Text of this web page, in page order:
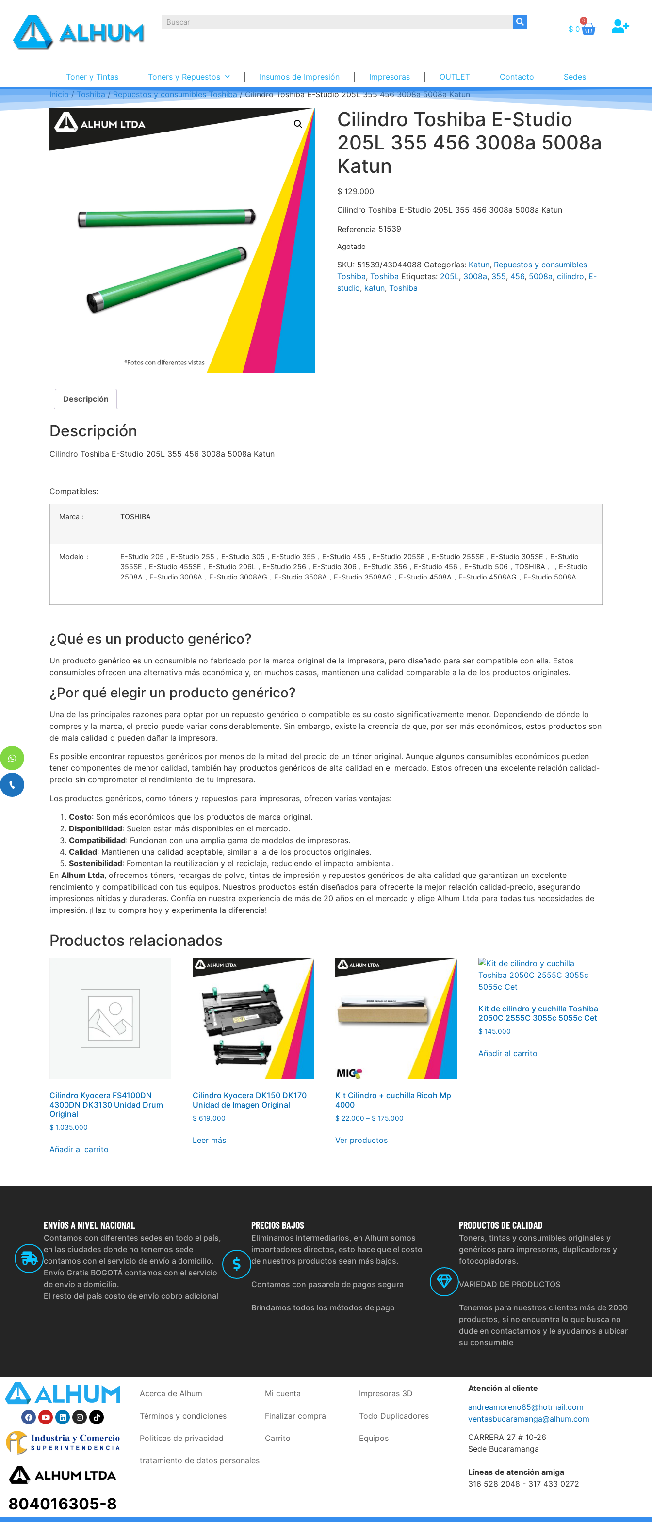
$ 0
0
Toner y Tintas Toners y Repuestos Insumos de Impresión Impresoras OUTLET Contacto
Sedes
Inicio/Toshiba/Repuestos y consumibles Toshiba/ Cilindro Toshiba E-Studio 205L 355 456 3008a 5008a Katun
Cilindro Toshiba E-Studio
205L 355 456 3008a 5008a
Katun
$129.000
Cilindro Toshiba E-Studio 205L 355 456 3008a 5008a Katun
Referencia 51539
Agotado
SKU: 51539/43044088 Categorías: Katun, Repuestos y consumibles
Toshiba, Toshiba Etiquetas: 205L, 3008a, 355, 456, 5008a, cilindro, E-
studio, katun, Toshiba
Descripción
Descripción
Cilindro Toshiba E-Studio 205L 355 456 3008a 5008a Katun
Compatibles:
Marca： TOSHIBA
Modelo：
E-Studio 205，E-Studio 255，E-Studio 305，E-Studio 355，E-Studio 455，E-Studio 205SE，E-Studio 255SE，E-Studio 305SE，E-Studio
355SE，E-Studio 455SE，E-Studio 206L，E-Studio 256，E-Studio 306，E-Studio 356，E-Studio 456，E-Studio 506，TOSHIBA，，E-Studio
2508A，E-Studio 3008A，E-Studio 3008AG，E-Studio 3508A，E-Studio 3508AG，E-Studio 4508A，E-Studio 4508AG，E-Studio 5008A
¿Qué es un producto genérico?
Un producto genérico es un consumible no fabricado por la marca original de la impresora, pero diseñado para ser compatible con ella. Estos
consumibles ofrecen una alternativa más económica y, en muchos casos, mantienen una calidad comparable a la de los productos originales.
¿Por qué elegir un producto genérico?
Una de las principales razones para optar por un repuesto genérico o compatible es su costo significativamente menor. Dependiendo de dónde lo
compres y la marca, el precio puede variar considerablemente. Sin embargo, existe la creencia de que, por ser más económicos, estos productos son
de mala calidad o pueden dañar la impresora.
Es posible encontrar repuestos genéricos por menos de la mitad del precio de un tóner original. Aunque algunos consumibles económicos pueden
tener componentes de menor calidad, también hay productos genéricos de alta calidad en el mercado. Estos ofrecen una excelente relación calidad-
precio sin comprometer el rendimiento de tu impresora.
Los productos genéricos, como tóners y repuestos para impresoras, ofrecen varias ventajas:
Costo: Son más económicos que los productos de marca original.
Disponibilidad: Suelen estar más disponibles en el mercado.
Compatibilidad: Funcionan con una amplia gama de modelos de impresoras.
Calidad: Mantienen una calidad aceptable, similar a la de los productos originales.
Sostenibilidad: Fomentan la reutilización y el reciclaje, reduciendo el impacto ambiental.
En Alhum Ltda, ofrecemos tóners, recargas de polvo, tintas de impresión y repuestos genéricos de alta calidad que garantizan un excelente
rendimiento y compatibilidad con tus equipos. Nuestros productos están diseñados para ofrecerte la mejor relación calidad-precio, asegurando
impresiones nítidas y duraderas. Confía en nuestra experiencia de más de 20 años en el mercado y elige Alhum Ltda para todas tus necesidades de
impresión. ¡Haz tu compra hoy y experimenta la diferencia!
Productos relacionados
Cilindro Kyocera FS4100DN
4300DN DK3130 Unidad Drum
Original
$ 1.035.000
Añadir al carrito
Cilindro Kyocera DK150 DK170
Unidad de Imagen Original
$ 619.000
Leer más
Kit Cilindro + cuchilla Ricoh Mp
4000
$ 22.000 – $ 175.000
Ver productos
Kit de cilindro y cuchilla Toshiba
2050C 2555C 3055c 5055c Cet
$ 145.000
Añadir al carrito
ENVÍOSA NIVEL NACIONAL
Contamos con diferentes sedes en todo el país,
en las ciudades donde no tenemos sede
contamos con el servicio de envío a domicilio.
Envío Gratis BOGOTÁ contamos con el servicio
de envío a domicilio.
El resto del país costo de envío cobro adicional
PRECIOSBAJOS
Eliminamos intermediarios, en Alhum somos
importadores directos, esto hace que el costo
de nuestros productos sean más bajos.
Contamos con pasarela de pagos segura
Brindamos todos los métodos de pago
PRODUCTOSDE CALIDAD
Toners, tintas y consumibles originales y
genéricos para impresoras, duplicadores y
fotocopiadoras.
VARIEDAD DE PRODUCTOS
Tenemos para nuestros clientes más de 2000
productos, si no encuentra lo que busca no
dude en contactarnos y le ayudamos a ubicar
su consumible
804016305-8
Acerca de Alhum
Términos y condiciones
Politicas de privacidad
tratamiento de datos personales
Mi cuenta
Finalizar compra
Carrito
Impresoras 3D
Todo Duplicadores
Equipos
Atención al cliente
andreamoreno85@hotmail.com
ventasbucaramanga@alhum.com
CARRERA 27 # 10-26
Sede Bucaramanga
Líneas de atención amiga
316 528 2048 - 317 433 0272